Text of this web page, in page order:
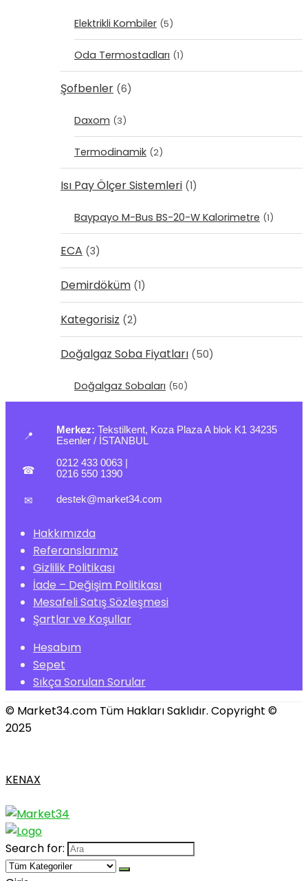
Elektrikli Kombiler (5)
Oda Termostadları (1)
Şofbenler (6)
Daxom (3)
Termodinamik (2)
Isı Pay Ölçer Sistemleri (1)
Baypayo M-Bus BS-20-W Kalorimetre (1)
ECA (3)
Demirdöküm (1)
Kategorisiz (2)
Doğalgaz Soba Fiyatları (50)
Doğalgaz Sobaları (50)
📍
Merkez: Tekstilkent, Koza Plaza A blok K1 34235
Esenler / İSTANBUL
☎
0212 433 0063
0216 550 1390
✉ destek@market34.com
Hakkımızda
Referanslarımız
Gizlilik Politikası
İade – Değişim Politikası
Mesafeli Satış Sözleşmesi
Şartlar ve Koşullar
Hesabım
Sepet
Sıkça Sorulan Sorular
© Market34.com Tüm Hakları Saklıdır. Copyright ©
2025
KENAX
Search for: